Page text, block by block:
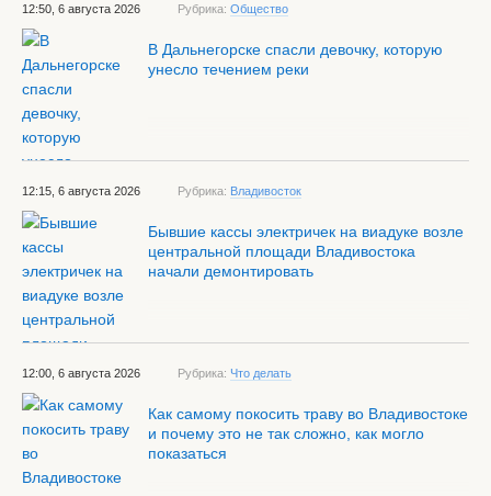
12:50, 6 августа 2026 Рубрика: Общество
В Дальнегорске спасли девочку, которую
унесло течением реки
12:15, 6 августа 2026 Рубрика: Владивосток
Бывшие кассы электричек на виадуке возле
центральной площади Владивостока
начали демонтировать
12:00, 6 августа 2026 Рубрика: Что делать
Как самому покосить траву во Владивостоке
и почему это не так сложно, как могло
показаться